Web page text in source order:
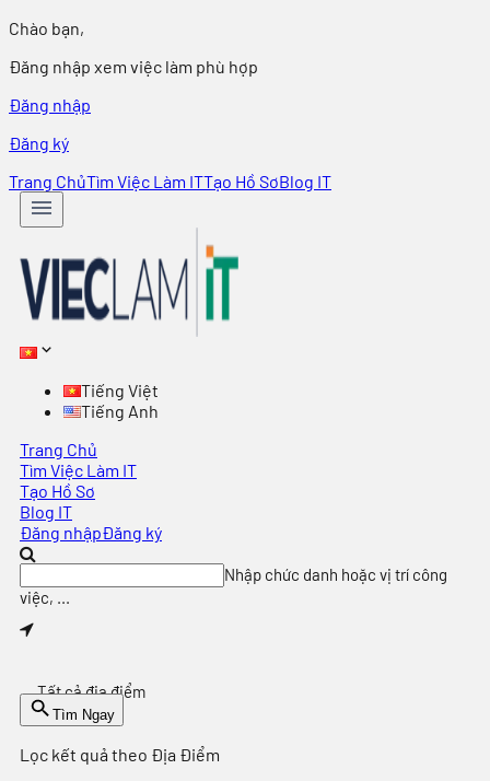
Chào bạn,
Đăng nhập xem việc làm phù hợp
Đăng nhập
Đăng ký
Trang ChủTìm Việc Làm ITTạo Hồ SơBlog IT
Tiếng Việt
Tiếng Anh
Trang Chủ
Tìm Việc Làm IT
Tạo Hồ Sơ
Blog IT
Đăng nhậpĐăng ký
Nhập chức danh hoặc vị trí công
việc, ...
Tất cả địa điểm
Tìm Ngay
Lọc kết quả theo Địa Điểm